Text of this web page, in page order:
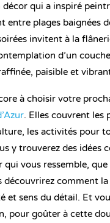
qui a inspiré
entre plages baignées
invitent à la
d’un
paisible et
à choisir votre
. Elles couvrent les
les activités pour
y trouverez des idées
qui vous ressemble,
découvrirez comment
et sens du détail. Et
pour goûter à cette